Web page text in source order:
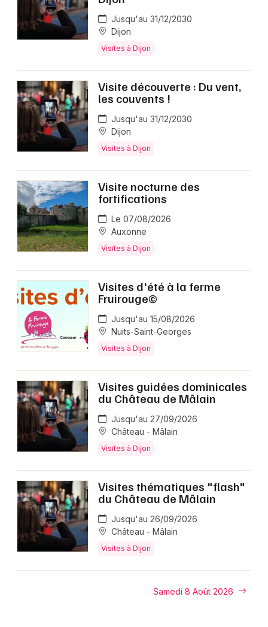
Jusqu'au 31/12/2030
Dijon
Visites à Dijon
Visite découverte : Du vent,
les couvents !
Jusqu'au 31/12/2030
Dijon
Visites à Dijon
Visite nocturne des
fortifications
Le 07/08/2026
Auxonne
Visites à Dijon
Visites d'été à la ferme
Fruirouge©
Jusqu'au 15/08/2026
Nuits-Saint-Georges
Visites à Dijon
Visites guidées dominicales
du Château de Mâlain
Jusqu'au 27/09/2026
Château - Mâlain
Visites à Dijon
Visites thématiques "flash"
du Château de Mâlain
Jusqu'au 26/09/2026
Château - Mâlain
Visites à Dijon
Samedi 8 Août 2026